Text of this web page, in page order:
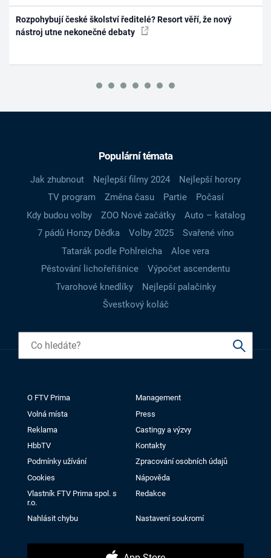
Rozpohybují české školství ředitelé? Resort věří, že nový
nástroj utne nekonečné debaty
Populární témata
Jak zhubnout Nejlepší filmy 2024
Nejlepší horory
TV program
Změna času Partie
Počasí
Kdy budou volby
ZOO Nové začátky
Auto – katalog
7 pádů Honzy Dědka
Volby 2025
Svařené víno
Tatarák podle Pohlreicha
Aloe vera
Pěstování lichořeřišnice
Výpočet ascendentu
Tvarohové knedlíky
Nejlepší palačinky
Švestkový koláč
O FTV Prima
Management
Volná místa
Press
Reklama
Castingy a výzvy
HbbTV
Kontakty
Podmínky užívání
Zpracování osobních údajů
Cookies
Nápověda
Vlastník FTV Prima spol. s
r.o.
Redakce
Nahlásit chybu Nastavení soukromí